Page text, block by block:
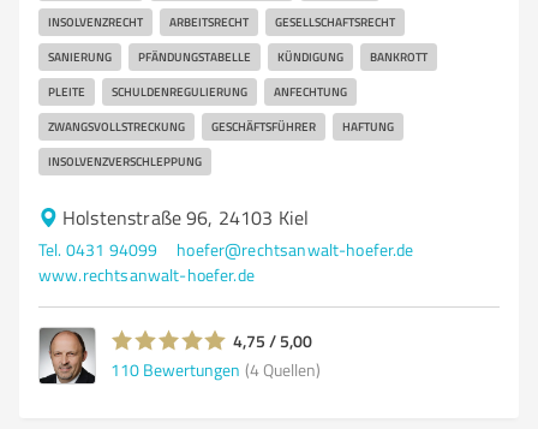
INSOLVENZRECHT ARBEITSRECHT GESELLSCHAFTSRECHT
SANIERUNG PFÄNDUNGSTABELLE KÜNDIGUNG BANKROTT
PLEITE SCHULDENREGULIERUNG ANFECHTUNG
ZWANGSVOLLSTRECKUNG GESCHÄFTSFÜHRER HAFTUNG
INSOLVENZVERSCHLEPPUNG
Holstenstraße 96, 24103 Kiel
Tel. 0431 94099
hoefer@rechtsanwalt-hoefer.de
www.rechtsanwalt-hoefer.de
4,75 / 5,00
110 Bewertungen (4 Quellen)